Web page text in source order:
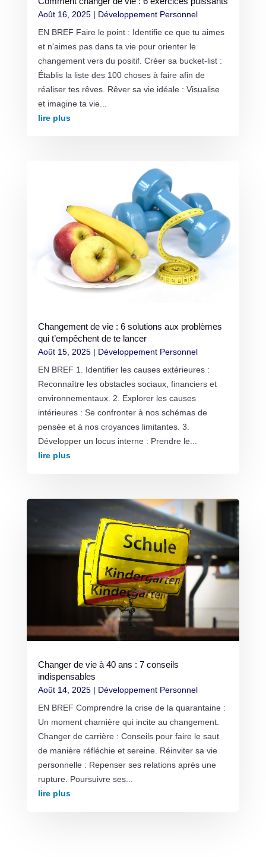
Août 16, 2025| Développement Personnel
EN BREF Faire le point : Identifie ce que tu aimes
et n'aimes pas dans ta vie pour orienter le
changement vers du positif. Créer sa bucket-list :
Établis la liste des 100 choses à faire afin de
réaliser tes rêves. Rêver sa vie idéale : Visualise
et imagine ta vie...
lire plus
Changement de vie : 6 solutions aux problèmes
qui t’empêchent de te lancer
Août 15, 2025| Développement Personnel
EN BREF 1. Identifier les causes extérieures :
Reconnaître les obstacles sociaux, financiers et
environnementaux. 2. Explorer les causes
intérieures : Se confronter à nos schémas de
pensée et à nos croyances limitantes. 3.
Développer un locus interne : Prendre le...
lire plus
Changer de vie à 40 ans : 7 conseils
indispensables
Août 14, 2025| Développement Personnel
EN BREF Comprendre la crise de la quarantaine :
Un moment charnière qui incite au changement.
Changer de carrière : Conseils pour faire le saut
de manière réfléchie et sereine. Réinviter sa vie
personnelle : Repenser ses relations après une
rupture. Poursuivre ses...
lire plus